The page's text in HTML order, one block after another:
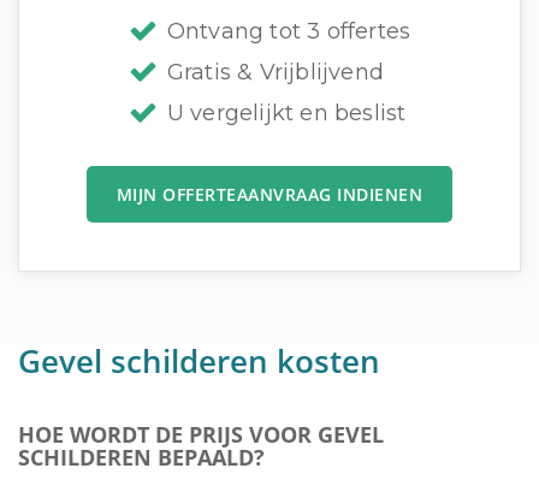
Ontvang tot 3 offertes
Gratis & Vrijblijvend
U vergelijkt en beslist
MIJN OFFERTEAANVRAAG INDIENEN
Gevel schilderen kosten
HOE WORDT DE PRIJS VOOR GEVEL
SCHILDEREN BEPAALD?